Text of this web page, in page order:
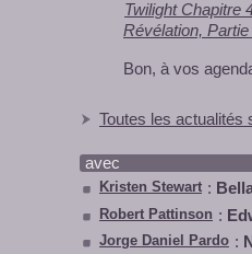
Twilight Chapitre
Révélation, Partie
Bon, à vos
Toutes les actualités
avec
Kristen Stewart :
Robert Pattinson :
Jorge Daniel Pardo :